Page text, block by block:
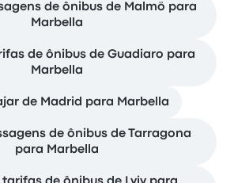
de ônibus de Malmö para
Marbella
de ônibus de Guadiaro para
Marbella
de Madrid para Marbella
de ônibus de Tarragona
para Marbella